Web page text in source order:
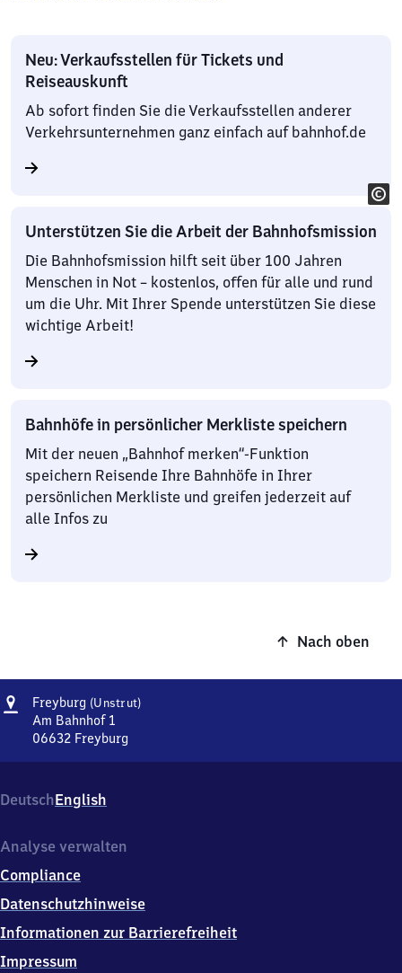
Neu: Verkaufsstellen für Tickets und
Reiseauskunft
Ab sofort finden Sie die Verkaufsstellen anderer
Verkehrsunternehmen ganz einfach auf bahnhof.de
Unterstützen Sie die Arbeit der Bahnhofsmission
Die Bahnhofsmission hilft seit über 100 Jahren
Menschen in Not – kostenlos, offen für alle und rund
um die Uhr. Mit Ihrer Spende unterstützen Sie diese
wichtige Arbeit!
Bahnhöfe in persönlicher Merkliste speichern
Mit der neuen „Bahnhof merken“-Funktion
speichern Reisende Ihre Bahnhöfe in Ihrer
persönlichen Merkliste und greifen jederzeit auf
alle Infos zu
Nach oben
Adresse
Freyburg (Unstrut)Freyburg
Am Bahnhof 1
06632 Freyburg
Am
Bahnhof
0
6
3
Freyburg
DeutschEnglish
Analyse verwalten
Compliance
Datenschutzhinweise
Informationen zur Barrierefreiheit
Impressum